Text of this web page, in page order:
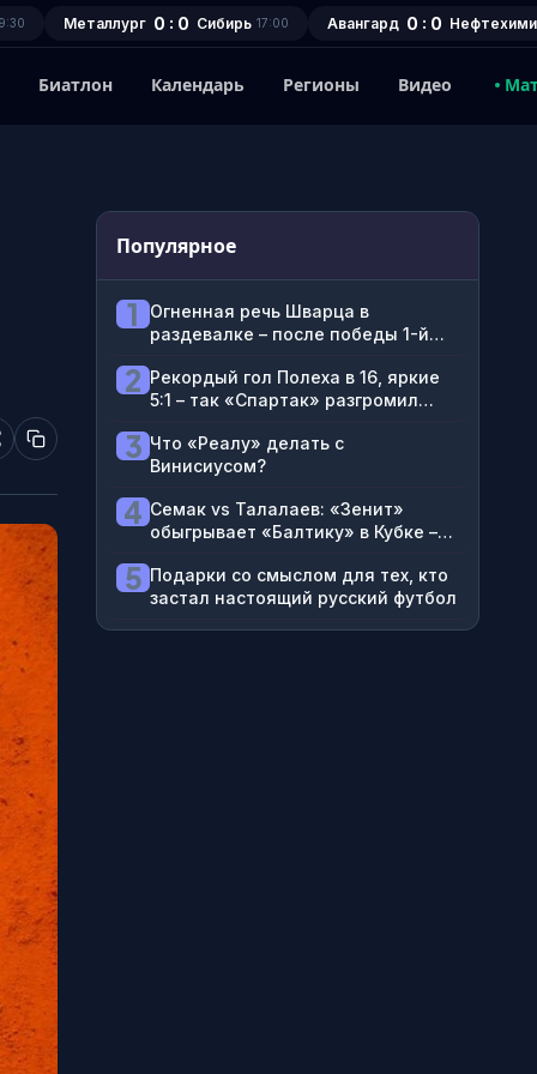
Металлург 0 : 0 Сибирь 17:00 Авангард 0 : 0
Биатлон Календарь Регионы Видео
Популярное
1
Огненная речь Шварца в
раздевалке – после победы 1-й
2 Рекордый гол Полеха в 16, яркие
5:1 – так «Спартак» разгромил
3 Что «Реалу» делать с
Винисиусом?
4 Семак vs Талалаев: «Зенит»
обыгрывает «Балтику» в Кубке –
ТВ» на ВидеоСпортсе’‘
5 Подарки со смыслом для тех, кто
застал настоящий русский футбол